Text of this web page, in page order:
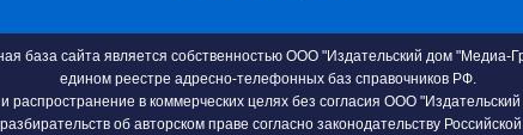
база сайта является собственностью ООО "Издательский дом "Медиа-
едином реестре адресно-телефонных баз справочников РФ.
распространение в коммерческих целях без согласия ООО
об авторском праве согласно законодательству